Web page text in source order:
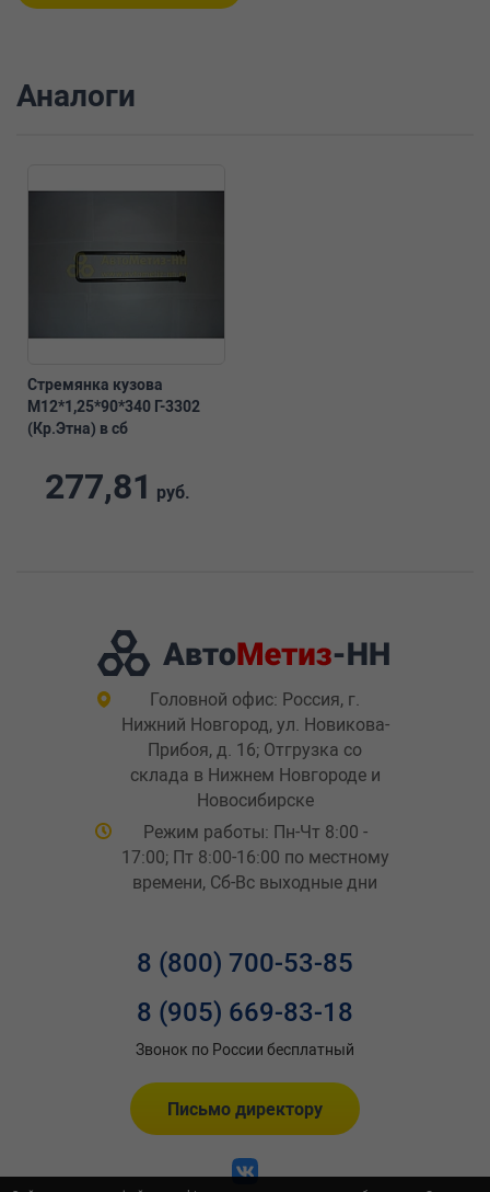
Аналоги
Стремянка кузова
М12*1,25*90*340 Г-3302
(Кр.Этна) в сб
277,81 руб.
Головной офис: Россия, г.
Нижний Новгород, ул. Новикова-
Прибоя, д. 16; Отгрузка со
склада в Нижнем Новгороде и
Новосибирске
Режим работы: Пн-Чт 8:00 -
17:00; Пт 8:00-16:00 по местному
времени, Сб-Вс выходные дни
8 (800) 700-53-85
8 (905) 669-83-18
Звонок по России бесплатный
Письмо директору